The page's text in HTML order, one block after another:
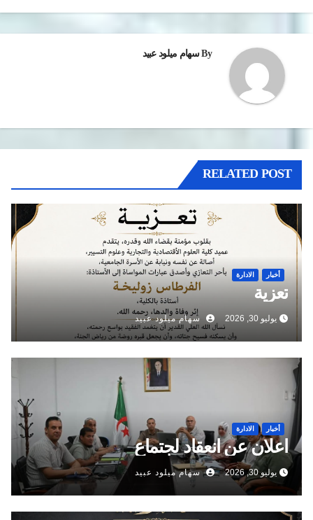
By سهام ميلود عبيد
RELATED POST
أخبار الادارة
تعزية
يوليو 30, 2026 سهام ميلود عبيد
أخبار الادارة
اعلان عن انعقاد لجتماع
يوليو 30, 2026 سهام ميلود عبيد